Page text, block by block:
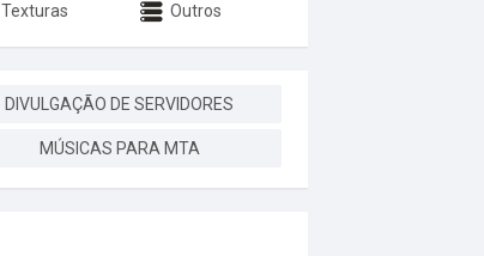
Texturas Outros
DIVULGAÇÃO DE SERVIDORES
MÚSICAS PARA MTA